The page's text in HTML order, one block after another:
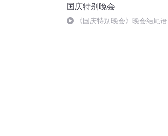
国庆特别晚会
《国庆特别晚会》晚会结尾语